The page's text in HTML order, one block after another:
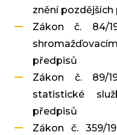
znění
Zákon č. 84/
předpisů
Zákon č. 89/
statistické
předpisů
Zákon č. 359/